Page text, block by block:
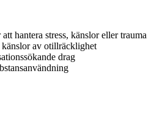
hantera stress, känslor eller trauma
av otillräcklighet
drag